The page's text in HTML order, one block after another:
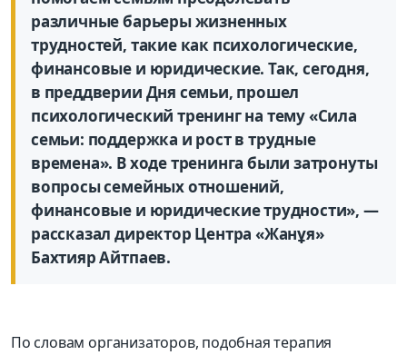
различные барьеры жизненных
трудностей, такие как психологические,
финансовые и юридические. Так, сегодня,
в преддверии Дня семьи, прошел
психологический тренинг на тему «Сила
семьи: поддержка и рост в трудные
времена». В ходе тренинга были затронуты
вопросы семейных отношений,
финансовые и юридические трудности», —
рассказал директор Центра «Жанұя»
Бахтияр Айтпаев.
По словам организаторов, подобная терапия